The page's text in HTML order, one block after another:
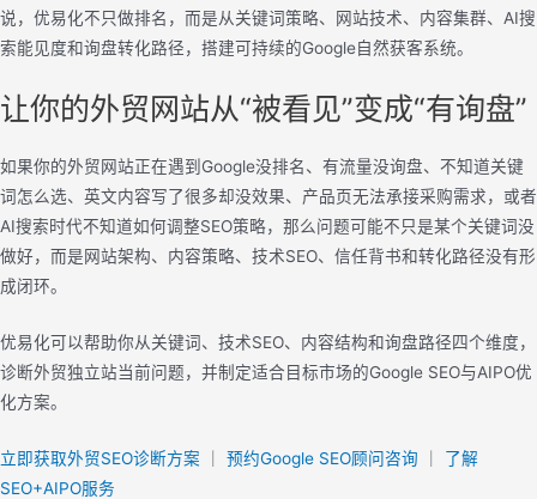
说，优易化不只做排名，而是从关键词策略、网站技术、内容集群、AI搜
索能见度和询盘转化路径，搭建可持续的Google自然获客系统。
让你的外贸网站从“被看见”变成“有询盘”
如果你的外贸网站正在遇到Google没排名、有流量没询盘、不知道关键
词怎么选、英文内容写了很多却没效果、产品页无法承接采购需求，或者
AI搜索时代不知道如何调整SEO策略，那么问题可能不只是某个关键词没
做好，而是网站架构、内容策略、技术SEO、信任背书和转化路径没有形
成闭环。
优易化可以帮助你从关键词、技术SEO、内容结构和询盘路径四个维度，
诊断外贸独立站当前问题，并制定适合目标市场的Google SEO与AIPO优
化方案。
立即获取外贸SEO诊断方案 预约Google SEO顾问咨询
了解
SEO+AIPO服务